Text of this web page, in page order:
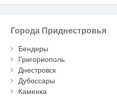
Города Приднестровья
Бендеры
Григориополь
Днестровск
Дубоссары
Каменка